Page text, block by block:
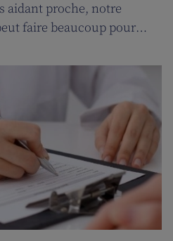
aidant proche, notre
faire beaucoup pour
soins pour Jossé et